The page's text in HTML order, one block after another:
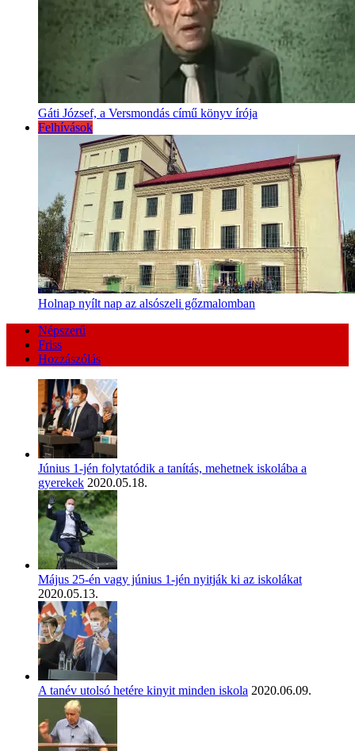
Gáti József, a Versmondás című könyv írója
Felhívások
Holnap nyílt nap az alsószeli gőzmalomban
Népszerű
Friss
Hozzászólás
Június 1-jén folytatódik a tanítás, mehetnek iskolába a
gyerekek 2020.05.18.
Május 25-én vagy június 1-jén nyitják ki az iskolákat
2020.05.13.
A tanév utolsó hetére kinyit minden iskola 2020.06.09.